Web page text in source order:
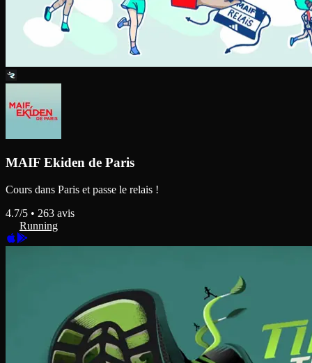
MAIF Ekiden de Paris
Cours dans Paris et passe le relais !
4.7/5 • 263 avis
Running